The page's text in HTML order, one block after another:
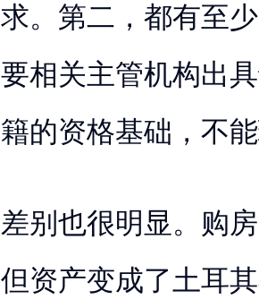
求。第二，都有至
要相关主管机构出
籍的资格基础，不
差别也很明显。购
但资产变成了土耳